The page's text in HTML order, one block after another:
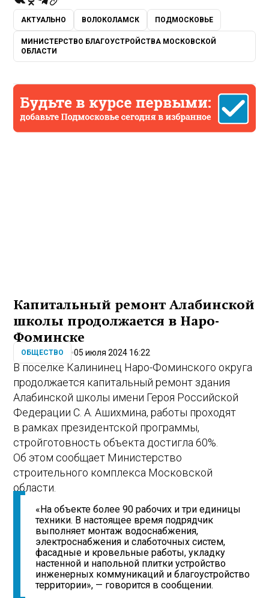
АКТУАЛЬНО ВОЛОКОЛАМСК ПОДМОСКОВЬЕ
МИНИСТЕРСТВО БЛАГОУСТРОЙСТВА МОСКОВСКОЙ
ОБЛАСТИ
Капитальный ремонт Алабинской
школы продолжается в Наро-
Фоминске
ОБЩЕСТВО 05 июля 2024 16:22
В поселке Калининец Наро-Фоминского округа
продолжается капитальный ремонт здания
Алабинской школы имени Героя Российской
Федерации С. А. Ашихмина, работы проходят
в рамках президентской программы,
стройготовность объекта достигла 60%.
Об этом сообщает Министерство
строительного комплекса Московской
области.
«На объекте более 90 рабочих и три единицы
техники. В настоящее время подрядчик
выполняет монтаж водоснабжения,
электроснабжения и слаботочных систем,
фасадные и кровельные работы, укладку
настенной и напольной плитки устройство
инженерных коммуникаций и благоустройство
территории», — говорится в сообщении.